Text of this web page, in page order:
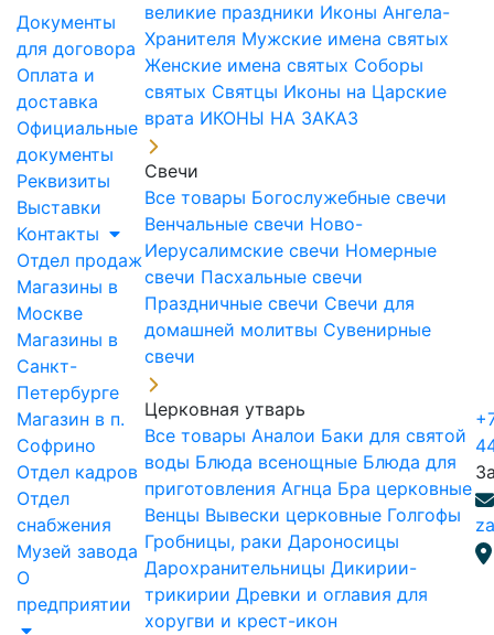
Документы
для договора
Оплата и
доставка
Официальные
документы
Реквизиты
Выставки
Контакты
Отдел продаж
Магазины в
Москве
Магазины в
Санкт-
Петербурге
Магазин в п.
Софрино
Отдел кадров
Отдел
снабжения
Музей завода
О
предприятии
великие праздники Иконы Ангела-
Хранителя Мужские имена святых
Женские имена святых Соборы
святых Святцы Иконы на Царские
врата ИКОНЫ НА ЗАКАЗ
Свечи
Все товары Богослужебные свечи
Венчальные свечи Ново-
Иерусалимские свечи Номерные
свечи Пасхальные свечи
Праздничные свечи Свечи для
домашней молитвы Сувенирные
свечи
Церковная утварь
Все товары Аналои Баки для святой
воды Блюда всенощные Блюда для
приготовления Агнца Бра церковные
Венцы Вывески церковные Голгофы
Гробницы, раки Дароносицы
Дарохранительницы Дикирии-
трикирии Древки и оглавия для
хоругви и крест-икон